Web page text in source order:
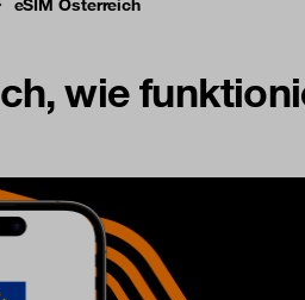
eSIM Österreich
wie